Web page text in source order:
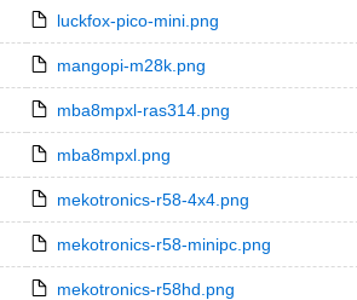
luckfox-pico-mini.png
mangopi-m28k.png
mba8mpxl-ras314.png
mba8mpxl.png
mekotronics-r58-4x4.png
mekotronics-r58-minipc.png
mekotronics-r58hd.png